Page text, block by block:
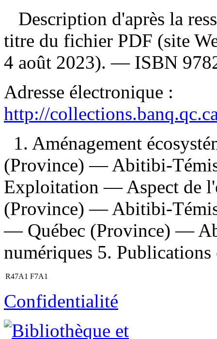
Description d'après la
titre du fichier PDF (site
4 août 2023). — ISBN
Adresse électronique :
http://
1. Aménagement
(Province) — Abitibi-
Exploitation — Aspect de
(Province) — Abitibi-
— Québec (Province) —
numériques 5.
R47A1 F7A1
Confidentialité